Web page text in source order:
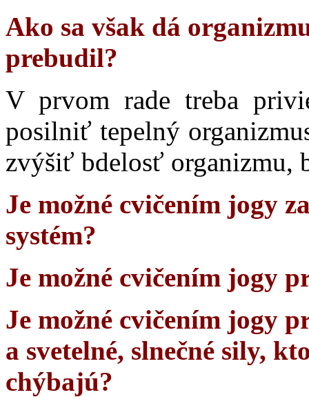
Ako sa však dá
prebudil?
V prvom rade treba
posilniť tepelný
zvýšiť bdelosť organizmu,
Je možné cvičením jogy
systém?
Je možné cvičením jogy
Je možné cvičením jogy
a svetelné, slnečné sily,
chýbajú?